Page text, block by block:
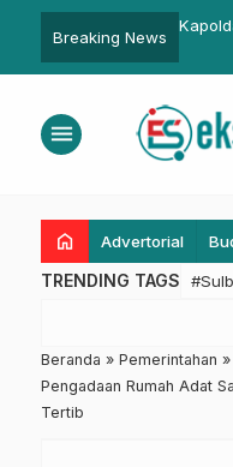
Breaking News
Kapolda Sulbar Terima
Kunjungan Kompolnas, Jalin
Sinergi Tingkatkan
menu
home Advertorial
TRENDING TAGS
Beranda » Pemerintahan »
Pengadaan Rumah Adat
Tertib